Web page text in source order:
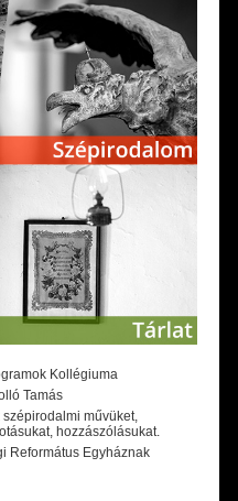
Kollégiuma
Tamás
művüket,
hozzászólásukat.
Református Egyháznak